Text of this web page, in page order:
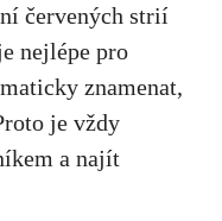
červených strií
nejlépe pro
znamenat,
je‌ vždy
a najít